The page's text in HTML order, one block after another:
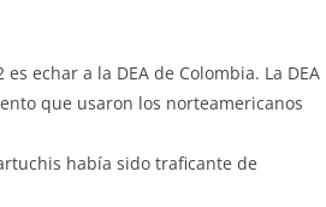
echar a la DEA de Colombia. La DEA
que usaron los norteamericanos
había sido traficante de